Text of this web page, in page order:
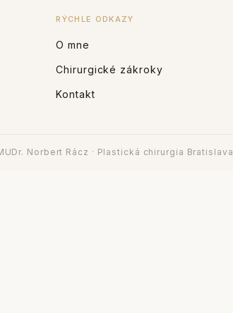
RÝCHLE ODKAZY
O mne
Chirurgické zákroky
Kontakt
Norbert Rácz · Plastická chirurgia Bratislava